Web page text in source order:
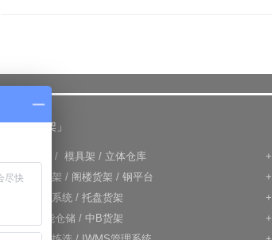
「仓储货架」
/ 模具架 / 立体仓库
+重力式货架 / 阁楼货架 / 钢平台
仓库输送系统 / 托盘货架
RFID智能仓储 / 中B货架
+
+
+
+